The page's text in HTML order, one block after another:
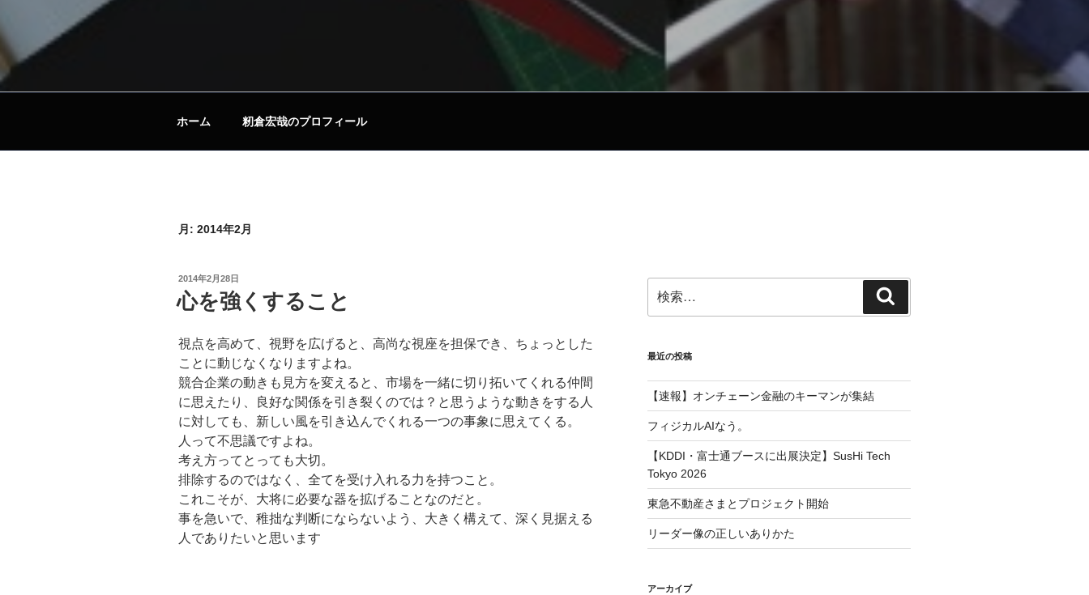
ホーム 籾倉宏哉のプロフィール
月: 2014年2月
投
稿
日:
2014年2月28日
心を強くすること
視点を高めて、視野を広げると、高尚な視座を担保でき、ちょっとした
ことに動じなくなりますよね。
競合企業の動きも見方を変えると、市場を一緒に切り拓いてくれる仲間
に思えたり、良好な関係を引き裂くのでは？と思うような動きをする人
に対しても、新しい風を引き込んでくれる一つの事象に思えてくる。
人って不思議ですよね。
考え方ってとっても大切。
排除するのではなく、全てを受け入れる力を持つこと。
これこそが、大将に必要な器を拡げることなのだと。
事を急いで、稚拙な判断にならないよう、大きく構えて、深く見据える
人でありたいと思います
索:
索
最近の投稿
【速報】オンチェーン金融のキーマンが集結
フィジカルAIなう。
【KDDI・富士通ブースに出展決定】SusHi Tech
Tokyo 2026
東急不動産さまとプロジェクト開始
リーダー像の正しいありかた
アーカイブ